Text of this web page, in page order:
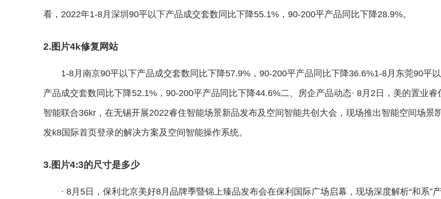
看，2022年1-8月深圳90平以下产品成交套数同比下降55.1%，90-200平产品同比下降28.9%。
2.图片4k修复网站
1-8月南京90平以下产品成交套数同比下降57.9%，90-200平产品同比下降36.6%1-8月东莞90平
产品成交套数同比下降52.1%，90-200平产品同比下降44.6%二、房企产品动态· 8月2日，美的置业睿
智能联合36kr，在无锡开展2022睿住智能场景新品发布及空间智能共创大会，现场推出智能空间场景
发k8国际首页登录的解决方案及空间智能操作系统。
3.图片4:3的尺寸是多少
· 8月5日，保利北京美好8月品牌季暨锦上臻品发布会在保利国际广场启幕，现场深度解析“和系”